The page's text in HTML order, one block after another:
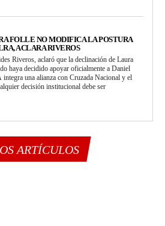
FOLLE NO MODIFICA LA POSTURA
ACLARA RIVEROS
Riveros, aclaró que la declinación de Laura
haya decidido apoyar oficialmente a Daniel
una alianza con Cruzada Nacional y el
decisión institucional debe ser
ARTÍCULOS